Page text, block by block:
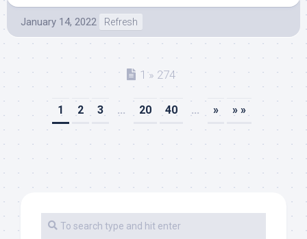
January 14, 2022 Refresh
1 » 274
1 2 3 ... 20 40 ... » » »